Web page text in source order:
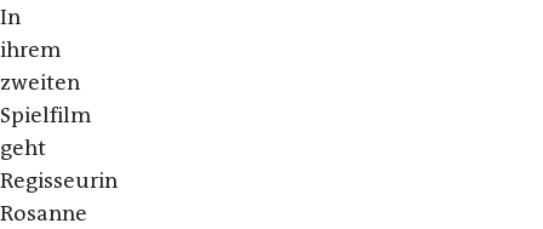
In
ihrem
zweiten
Spielfilm
geht
Regisseurin
Rosanne